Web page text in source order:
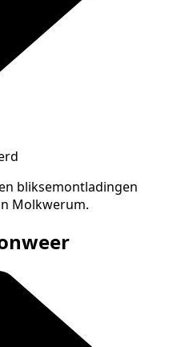
bliksemontladingen
Molkwerum.